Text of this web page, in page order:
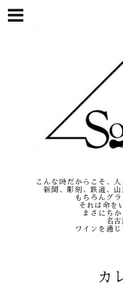
こんな時だからこそ、
新聞、彫刻、鉄道、
もちろんグ
それは命を
まさにち
名古
ワインを通
カ